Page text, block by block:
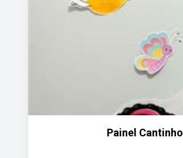
Painel